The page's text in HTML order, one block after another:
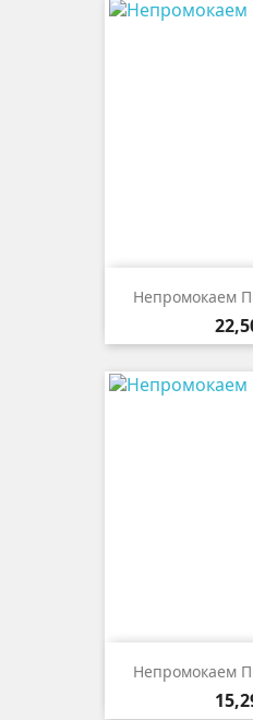
Непромокаем
Непромокаем